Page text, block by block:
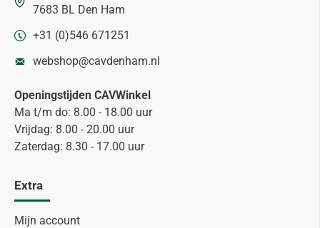
7683 BL Den Ham
+31 (0)546 671251
webshop@cavdenham.nl
Openingstijden CAVWinkel
Ma t/m do: 8.00 - 18.00 uur
Vrijdag: 8.00 - 20.00 uur
Zaterdag: 8.30 - 17.00 uur
Extra
Mijn account